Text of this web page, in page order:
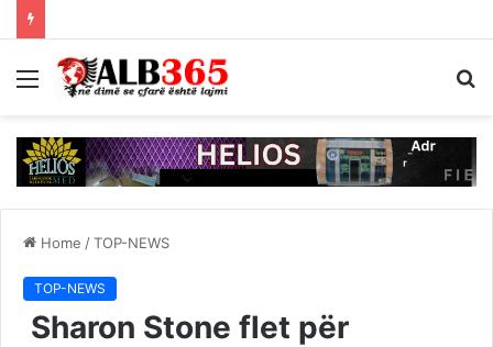
Menu
Home /TOP-NEWS
TOP-NEWS
Sharon Stone flet për